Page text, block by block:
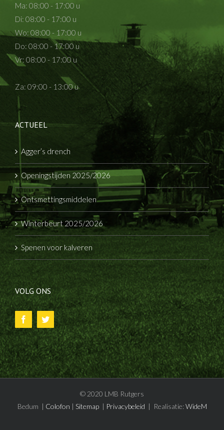
Ma: 08:00 - 17:00 u
Di: 08:00 - 17:00 u
Wo: 08:00 - 17:00 u
Do: 08:00 - 17:00 u
Vr: 08:00 - 17:00 u
Za: 09:00 - 13:00 u
ACTUEEL
Agger’s drench
Openingstijden 2025/2026
Ontsmettingsmiddelen
Winterbeurt 2025/2026
Spenen voor kalveren
VOLG ONS
© 2020 LMB Rutgers
Bedum | Colofon | Sitemap| Privacybeleid | Realisatie:WideM